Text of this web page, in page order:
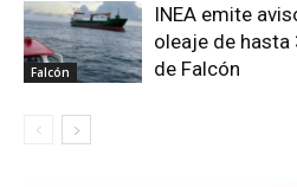
Falcón
INEA emite
oleaje de
de Falcón